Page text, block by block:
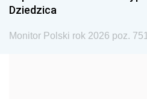
1987 1986
Dziedzica
Monitor Polski rok 2026 poz. 751